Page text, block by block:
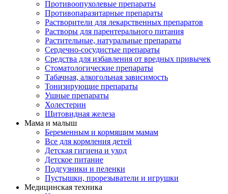
Противоопухолевые препараты
Противопаразитарные препараты
Растворители для лекарственных препаратов
Растворы для парентерального питания
Растительные, натуральные препараты
Сердечно-сосудистые препараты
Средства для избавления от вредных привычек
Стоматологические препараты
Табачная, алкогольная зависимость
Тонизирующие препараты
Ушные препараты
Холестерин
Щитовидная железа
Мама и малыш
Беременным и кормящим мамам
Все для кормления детей
Детская гигиена и уход
Детское питание
Подгузники и пеленки
Пустышки, прорезыватели и игрушки
Медицинская техника